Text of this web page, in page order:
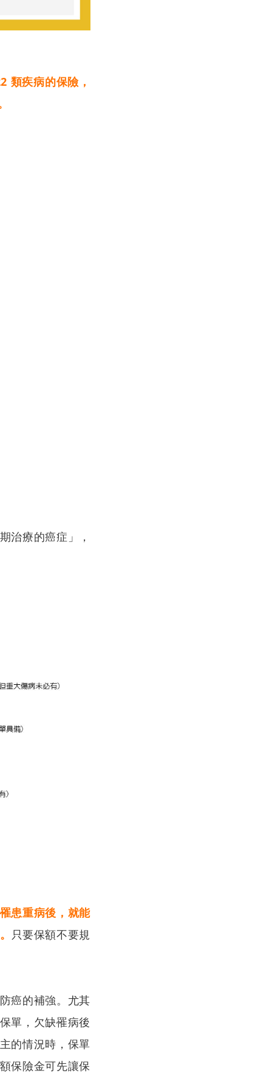
類疾病的保險，
治療的癌症」，
患重病後，就能
只要保額不要規
癌的補強。尤其
單，欠缺罹病後
的情況時，保單
保險金可先讓保